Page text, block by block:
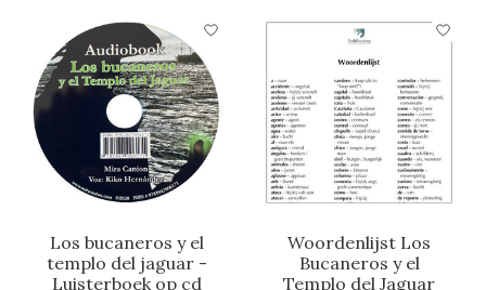
Items van productcarrousel
Los bucaneros y el
templo del jaguar -
Luisterboek op cd
Woordenlijst Los
Bucaneros y el
Templo del Jaguar